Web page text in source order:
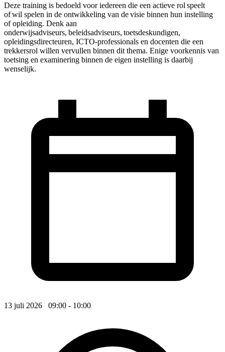
Deze training is bedoeld voor iedereen die een actieve rol speelt
of wil spelen in de ontwikkeling van de visie binnen hun instelling
of opleiding. Denk aan
onderwijsadviseurs, beleidsadviseurs, toetsdeskundigen,
opleidingsdirecteuren, ICTO-professionals en docenten die een
trekkersrol willen vervullen binnen dit thema. Enige voorkennis van
toetsing en examinering binnen de eigen instelling is daarbij
wenselijk.
13 juli 2026 09:00 - 10:00